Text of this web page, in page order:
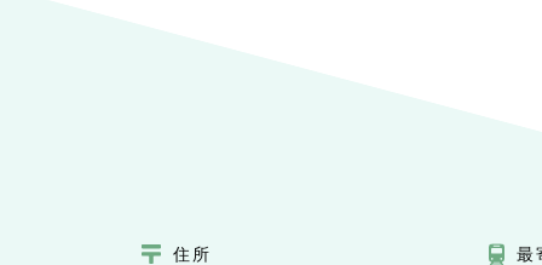
住所 最